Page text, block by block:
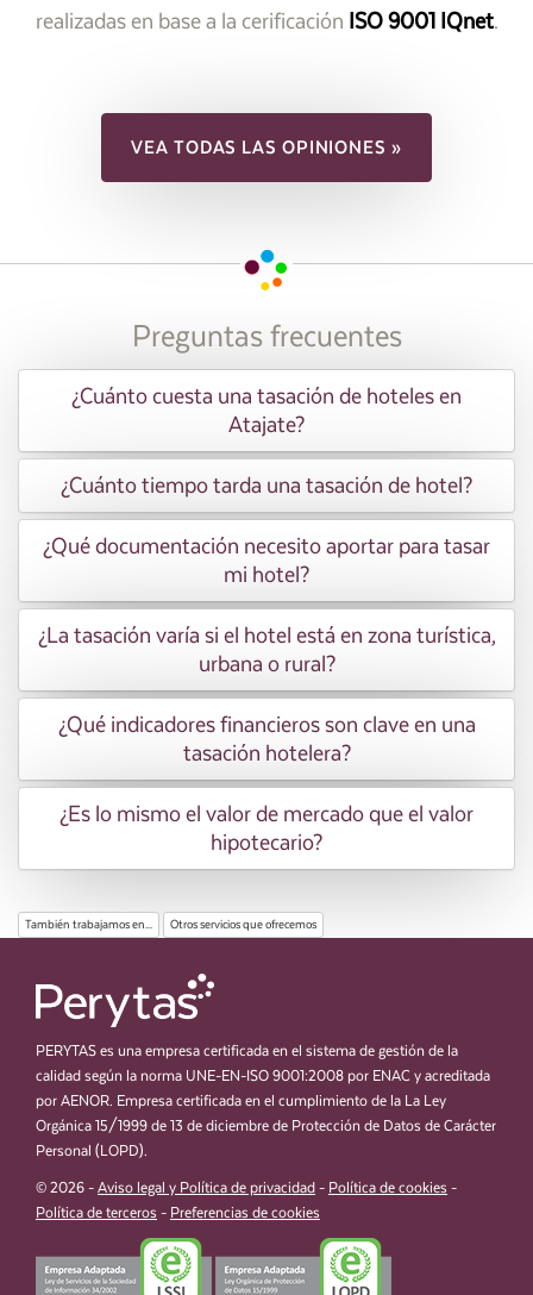
realizadas en base a la cerificación ISO 9001 IQnet.
VEA TODAS LAS OPINIONES »
Preguntas frecuentes
¿Cuánto cuesta una tasación de hoteles en
Atajate?
¿Cuánto tiempo tarda una tasación de hotel?
¿Qué documentación necesito aportar para tasar
mi hotel?
¿La tasación varía si el hotel está en zona turística,
urbana o rural?
¿Qué indicadores financieros son clave en una
tasación hotelera?
¿Es lo mismo el valor de mercado que el valor
hipotecario?
También trabajamos en... Otros servicios que ofrecemos
PERYTAS es una empresa certificada en el sistema de gestión de la
calidad según la norma UNE-EN-ISO 9001:2008 por ENAC y acreditada
por AENOR. Empresa certificada en el cumplimiento de la La Ley
Orgánica 15/1999 de 13 de diciembre de Protección de Datos de Carácter
Personal (LOPD).
© 2026 - Aviso legal y Política de privacidad - Política de cookies -
Política de terceros - Preferencias de cookies